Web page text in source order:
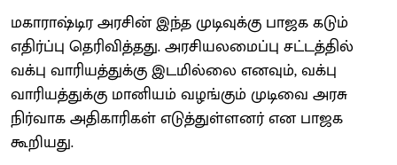
மகாராஷ்டிர அரசின் இந்த முடிவுக்கு பாஜக கடும்
எதிர்ப்பு தெரிவித்தது. அரசியலமைப்பு சட்டத்தில்
வக்பு வாரியத்துக்கு இடமில்லை எனவும், வக்பு
வாரியத்துக்கு மானியம் வழங்கும் முடிவை அரசு
நிர்வாக அதிகாரிகள் எடுத்துள்ளனர் என பாஜக
கூறியது.